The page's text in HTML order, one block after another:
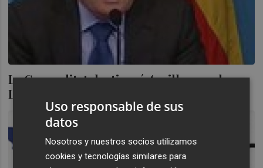
La Generalitat destinará 4 millones a la
Línea de emprendedores del Ivace
Uso responsable de sus
datos
Nosotros y nuestros socios utilizamos
cookies y tecnologías similares para